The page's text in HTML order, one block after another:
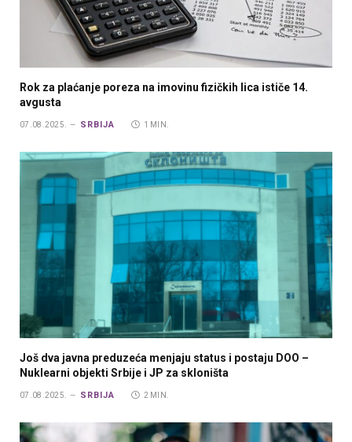
Rok za plaćanje poreza na imovinu fizičkih lica ističe 14.
avgusta
07.08.2025. SRBIJA 1 MIN.
Još dva javna preduzeća menjaju status i postaju DOO –
Nuklearni objekti Srbije i JP za skloništa
07.08.2025. SRBIJA 2 MIN.